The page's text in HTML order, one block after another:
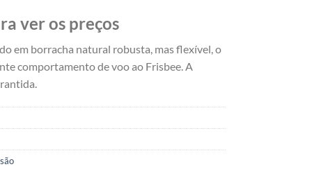
ver os preços
em borracha natural robusta, mas flexível, o
comportamento de voo ao Frisbee. A